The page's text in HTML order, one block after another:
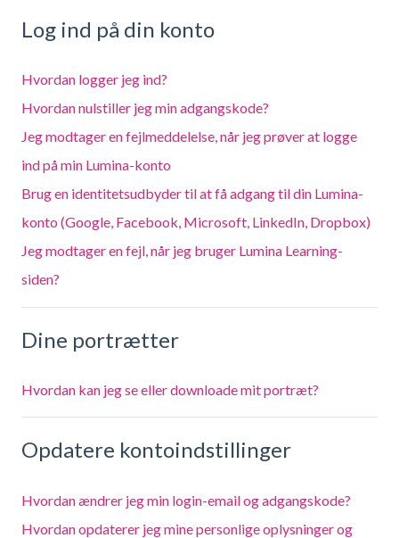
Log ind på din konto
Hvordan logger jeg ind?
Hvordan nulstiller jeg min adgangskode?
Jeg modtager en fejlmeddelelse, når jeg prøver at logge
ind på min Lumina-konto
Brug en identitetsudbyder til at få adgang til din Lumina-
konto (Google, Facebook, Microsoft, LinkedIn, Dropbox)
Jeg modtager en fejl, når jeg bruger Lumina Learning-
siden?
Dine portrætter
Hvordan kan jeg se eller downloade mit portræt?
Opdatere kontoindstillinger
Hvordan ændrer jeg min login-email og adgangskode?
Hvordan opdaterer jeg mine personlige oplysninger og